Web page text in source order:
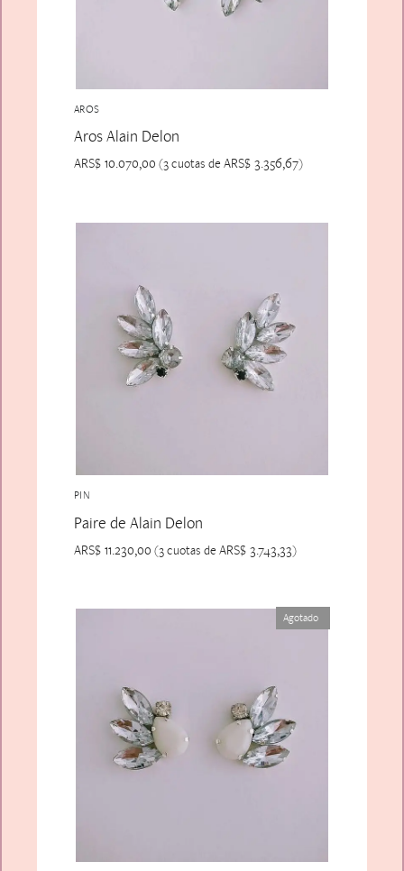
AROS
Aros Alain Delon
ARS$10.070,00 (3 cuotas de ARS$3.356,67)
PIN
Paire de Alain Delon
ARS$11.230,00 (3 cuotas de ARS$3.743,33)
Agotado